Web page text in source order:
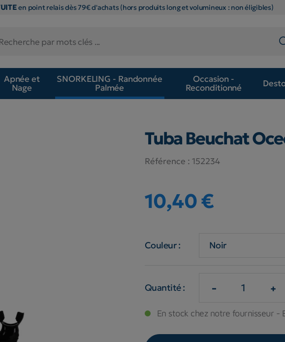
en point relais dès 79€ d'achats (hors produits long et volumineux : non éligibles)
Apnée et
Nage
SNORKELING - Randonnée
Palmée
Occasion -
Reconditionné
Tuba Beuchat
Référence : 152234
10,40 €
Couleur :
Quantité : - +
En stock chez notre fournisseur -